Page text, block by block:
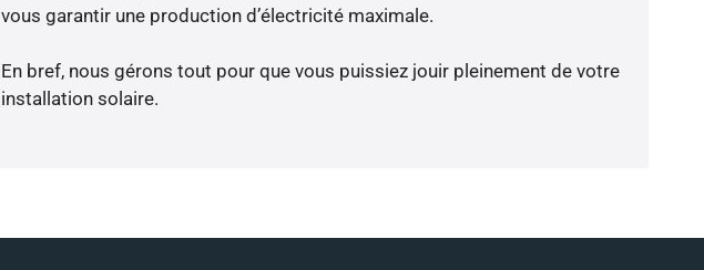
vous garantir une production d’électricité maximale.
En bref, nous gérons tout pour que vous puissiez jouir pleinement de votre
installation solaire.